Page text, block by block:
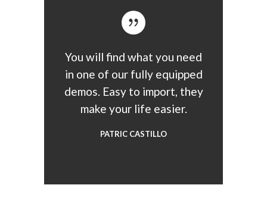
You will find what you need
in one of our fully equipped
demos. Easy to import, they
make your life easier.
PATRIC CASTILLO